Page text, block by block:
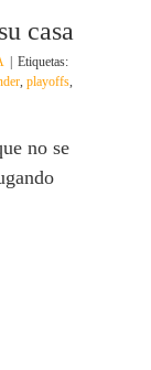
casa
Etiquetas:
, playoffs,
no se